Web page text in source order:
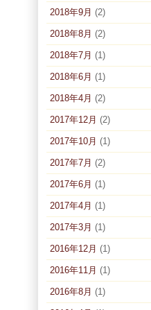
2018年9月 (2)
2018年8月 (2)
2018年7月 (1)
2018年6月 (1)
2018年4月 (2)
2017年12月 (2)
2017年10月 (1)
2017年7月 (2)
2017年6月 (1)
2017年4月 (1)
2017年3月 (1)
2016年12月 (1)
2016年11月 (1)
2016年8月 (1)